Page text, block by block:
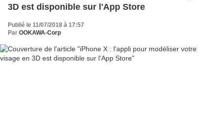
3D est disponible sur l'App Store
Publié le 11/07/2018 à 17:57
Par OOKAWA-Corp